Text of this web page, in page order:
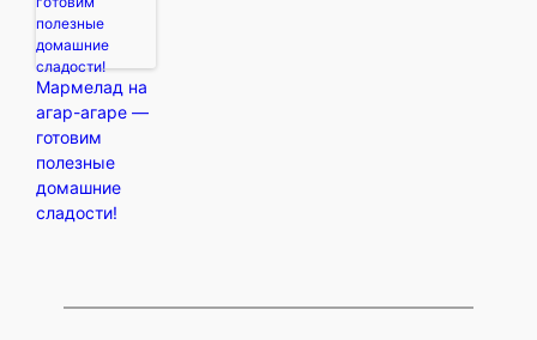
Мармелад на
агар-агаре —
готовим
полезные
домашние
сладости!